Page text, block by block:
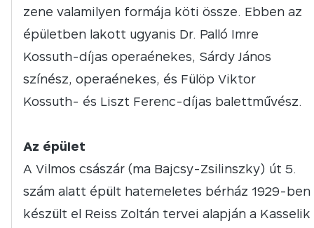
zene valamilyen formája köti össze. Ebben az
épületben lakott ugyanis Dr. Palló Imre
Kossuth-díjas operaénekes, Sárdy János
színész, operaénekes, és Fülöp Viktor
Kossuth- és Liszt Ferenc-díjas balettművész.
Az épület
A Vilmos császár (ma Bajcsy-Zsilinszky) út 5.
szám alatt épült hatemeletes bérház 1929-ben
készült el Reiss Zoltán tervei alapján a Kasselik